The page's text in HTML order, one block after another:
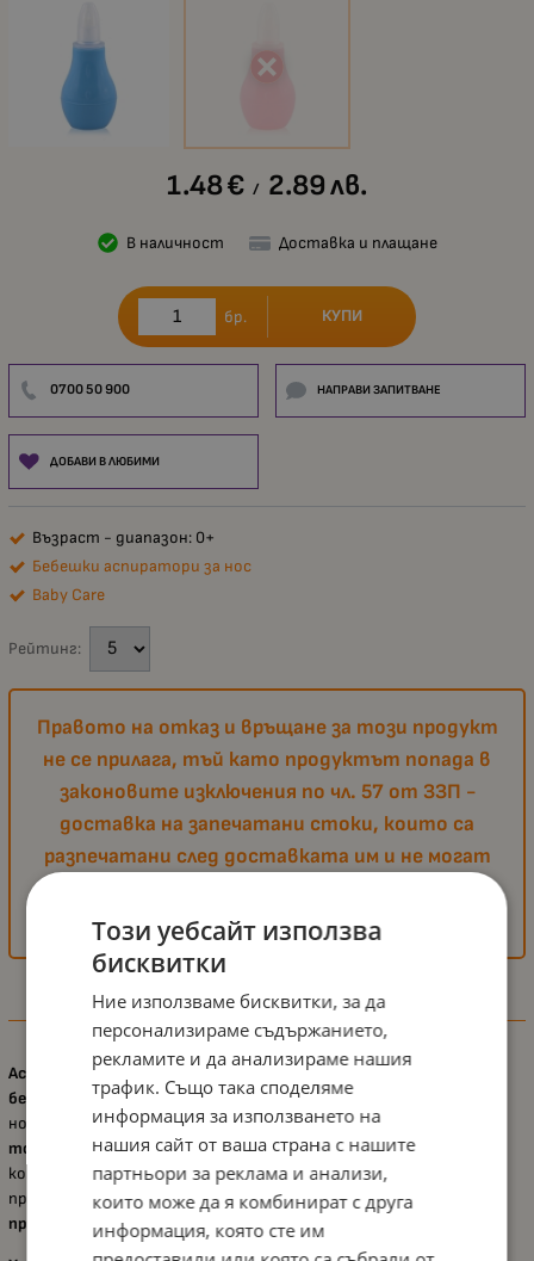
1.48€ / 2.89лв.
В наличност Доставка и плащане
бр. КУПИ
0700 50 900 НАПРАВИ ЗАПИТВАНЕ
ДОБАВИ В ЛЮБИМИ
Възраст - диапазон: 0+
Бебешки аспиратори за нос
Baby Care
Рейтинг:
Правото на отказ и връщане за този продукт
не се прилага, тъй като продуктът попада в
законовите изключения по чл. 57 от ЗЗП -
доставка на запечатани стоки, които са
разпечатани след доставката им и не могат
свързани с хигиената или защита на здравето.
Информация
Аспиратор за нос с капаче Lorelli - Baby Care
безопасно решение за бързо и лесно почистване на малкото
носле от натрупан секрет. Подходящ е както за
тоалет на бебето , така и при обилна хрема, като осигурява
комфорт и облекчение.Мекият накрайнике щадящ и
предотвратява нараняване на чувствителното носле, а
предпазното капачегарантира хигиенно съхранение.
Този уебсайт използва
бисквитки
Ние използваме бисквитки, за да
персонализираме съдържанието,
рекламите и да анализираме нашия
трафик. Също така споделяме
информация за използването на
нашия сайт от ваша страна с нашите
партньори за реклама и анализи,
които може да я комбинират с друга
информация, която сте им